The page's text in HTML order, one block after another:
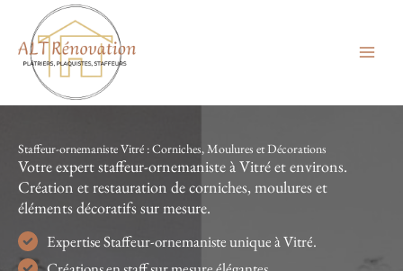
contenu
Staffeur-ornemaniste Vitré : Corniches, Moulures et Décorations
Votre expert staffeur-ornemaniste à Vitré et environs.
Création et restauration de corniches, moulures et
éléments décoratifs sur mesure.
Expertise Staffeur-ornemaniste unique à Vitré.